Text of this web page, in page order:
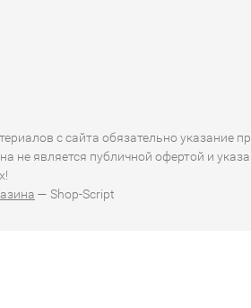
с сайта обязательно указание
не является публичной офертой и
— Shop-Script